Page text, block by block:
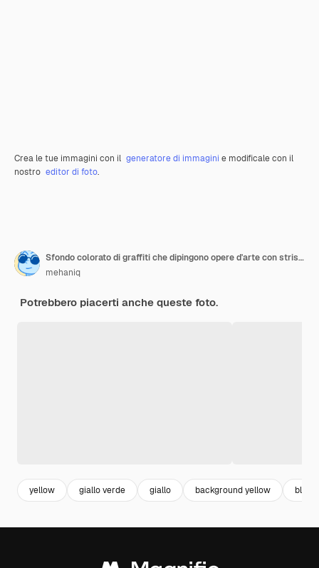
Crea le tue immagini con il generatore di immagini e modificale con il
nostro editor di foto.
Sfondo colorato di graffiti che dipingono opere d'arte con strisce di aerosol luminose sulla parete metallica
mehaniq
Potrebbero piacerti anche queste foto.
yellow giallo verde giallo background yellow blu